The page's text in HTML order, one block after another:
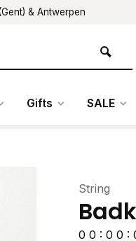
& Antwerpen
Gifts SALE
String
0 0 : 0 0 :